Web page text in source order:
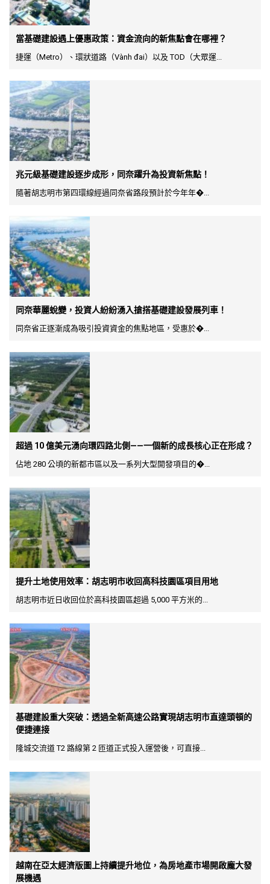
當基礎建設遇上優惠政策：資金流向的新焦點會在哪裡？
捷運（Metro）、環狀道路（Vành đai）以及 TOD（大眾運...
兆元級基礎建設逐步成形，同奈躍升為投資新焦點！
隨著胡志明市第四環線經過同奈省路段預計於今年年�...
同奈華麗蛻變，投資人紛紛湧入搶搭基礎建設發展列車！
同奈省正逐漸成為吸引投資資金的焦點地區，受惠於�...
超過 10 億美元湧向環四路北側——一個新的成長核心正在形成？
佔地 280 公頃的新都市區以及一系列大型開發項目的�...
提升土地使用效率：胡志明市收回高科技園區項目用地
胡志明市近日收回位於高科技園區超過 5,000 平方米的...
基礎建設重大突破：透過全新高速公路實現胡志明市直達頭頓的
便捷連接
隆城交流道 T2 路線第 2 匝道正式投入運營後，可直接...
越南在亞太經濟版圖上持續提升地位，為房地產市場開啟龐大發
展機遇